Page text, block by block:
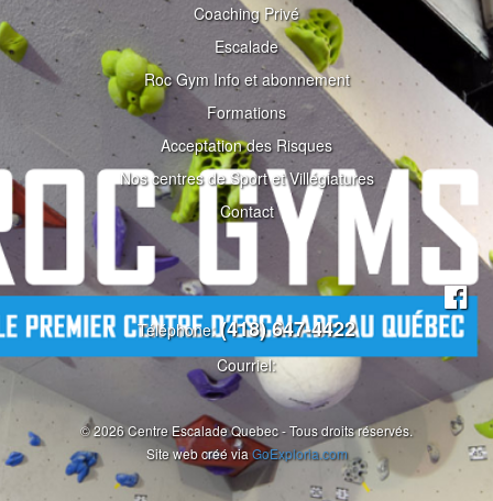
Coaching Privé
Escalade
Roc Gym Info et abonnement
Formations
Acceptation des Risques
Nos centres de Sport et Villégiatures
Contact
Téléphone:(418) 647-4422
Courriel:
© 2026 Centre Escalade Quebec - Tous droits réservés.
Site web créé viaGoExploria.com